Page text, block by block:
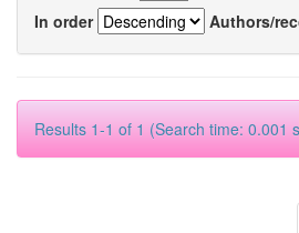
In order
Authors/
Results 1-1 of 1 (Search time: 0.001